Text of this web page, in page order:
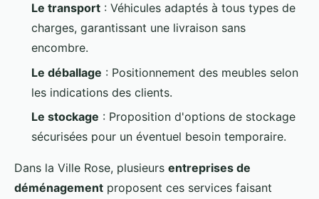
Le transport : Véhicules adaptés à tous types de
charges, garantissant une livraison sans
encombre.
Le déballage : Positionnement des meubles selon
les indications des clients.
Le stockage : Proposition d'options de stockage
sécurisées pour un éventuel besoin temporaire.
Dans la Ville Rose, plusieurs entreprises de
déménagement proposent ces services faisant